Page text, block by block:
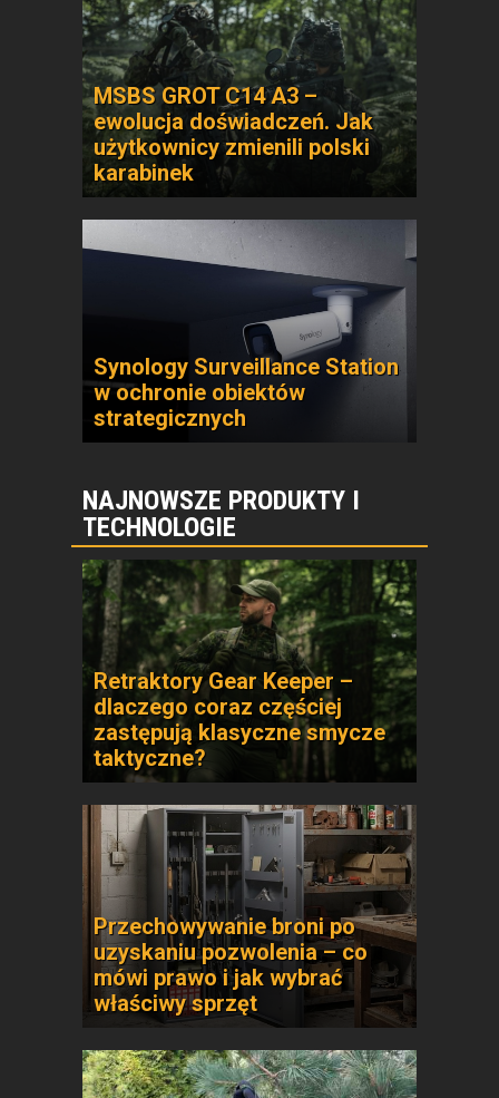
MSBS GROT C14 A3 –
ewolucja doświadczeń. Jak
użytkownicy zmienili polski
karabinek
Synology Surveillance Station
w ochronie obiektów
strategicznych
NAJNOWSZE PRODUKTY I
TECHNOLOGIE
Retraktory Gear Keeper –
dlaczego coraz częściej
zastępują klasyczne smycze
taktyczne?
Przechowywanie broni po
uzyskaniu pozwolenia – co
mówi prawo i jak wybrać
właściwy sprzęt